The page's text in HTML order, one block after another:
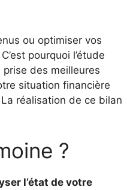
ou optimiser vos
pourquoi l’étude
des meilleures
situation financière
réalisation de ce bilan
?
l’état de votre